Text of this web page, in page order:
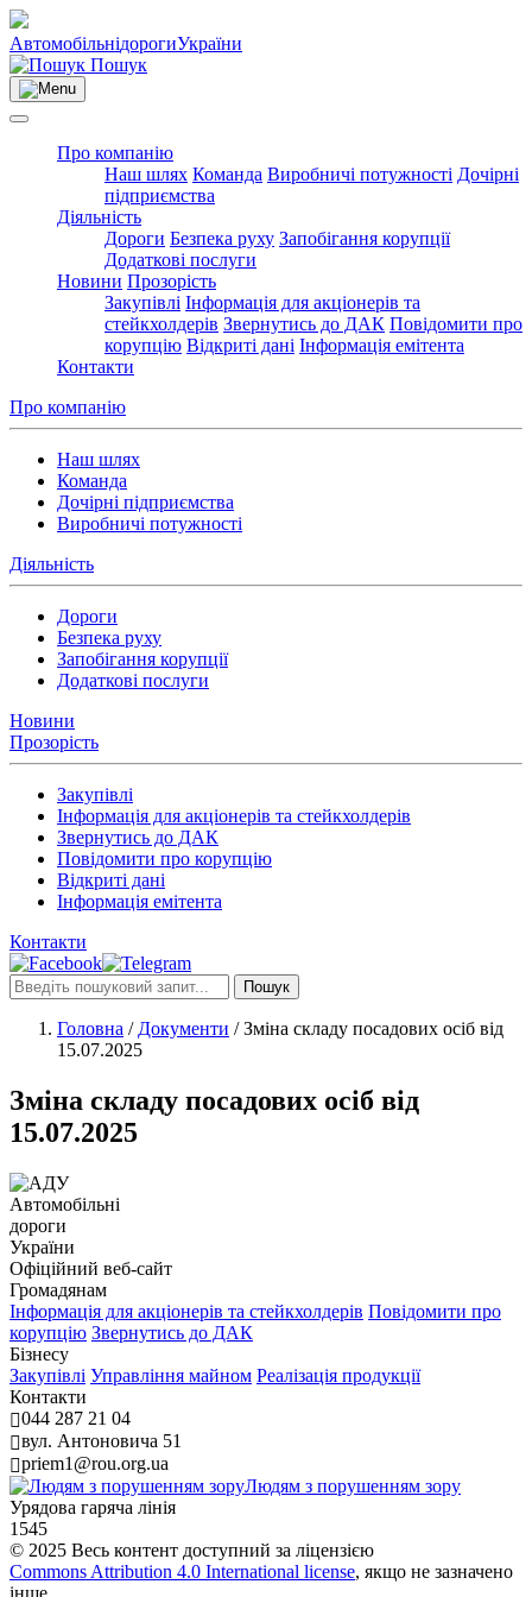
АвтомобільнідорогиУкраїни
Пошук
Про компанію
Наш шлях Команда Виробничі потужності Дочірні
підприємства
Діяльність
Дороги Безпека руху Запобігання корупції
Додаткові послуги
Новини Прозорість
Закупівлі Інформація для акціонерів та
стейкхолдерів Звернутись до ДАК Повідомити про
корупцію Відкриті дані Інформація емітента
Контакти
Про компанію
Наш шлях
Команда
Дочірні підприємства
Виробничі потужності
Діяльність
Дороги
Безпека руху
Запобігання корупції
Додаткові послуги
Новини
Прозорість
Закупівлі
Інформація для акціонерів та стейкхолдерів
Звернутись до ДАК
Повідомити про корупцію
Відкриті дані
Інформація емітента
Контакти
Пошук
Головна / Документи /Зміна складу посадових осіб від
15.07.2025
Зміна складу посадових осіб від
15.07.2025
Автомобільні
дороги
України
Офіційний веб‑сайт
Громадянам
Інформація для акціонерів та стейкхолдерів Повідомити про
корупцію Звернутись до ДАК
Бізнесу
Закупівлі Управління майном Реалізація продукції
Контакти
044 287 21 04
вул. Антоновича 51
priem1@rou.org.ua
Людям з порушенням зору
Урядова гаряча лінія
1545
© 2025 Весь контент доступний за ліцензією
Commons Attribution 4.0 International license, якщо не зазначено
інше